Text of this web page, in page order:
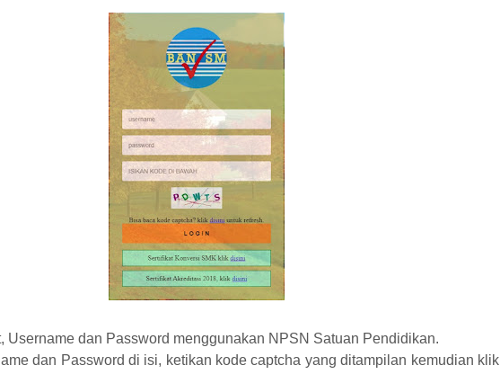
Username dan Password menggunakan NPSN Satuan Pendidikan.
dan Password di isi, ketikan kode captcha yang ditampilan kemudian klik